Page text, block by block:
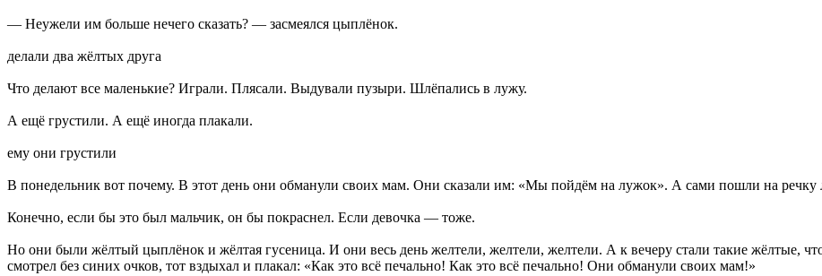
— Неужели им больше нечего сказать? — засмеялся цыплёнок.
делали два жёлтых друга
Что делают все маленькие? Играли. Плясали. Выдували пузыри. Шлёпались в лужу.
А ещё грустили. А ещё иногда плакали.
ему они грустили
В понедельник вот почему. В этот день они обманули своих мам. Они сказали им: «Мы пойдём на лужок». А сами пошли на речку
Конечно, если бы это был мальчик, он бы покраснел. Если девочка — тоже.
Но они были жёлтый цыплёнок и жёлтая гусеница. И они весь день желтели, желтели, желтели. А к вечеру стали такие жёлтые,
смотрел без синих очков, тот вздыхал и плакал: «Как это всё печально! Как это всё печально! Они обманули своих мам!»